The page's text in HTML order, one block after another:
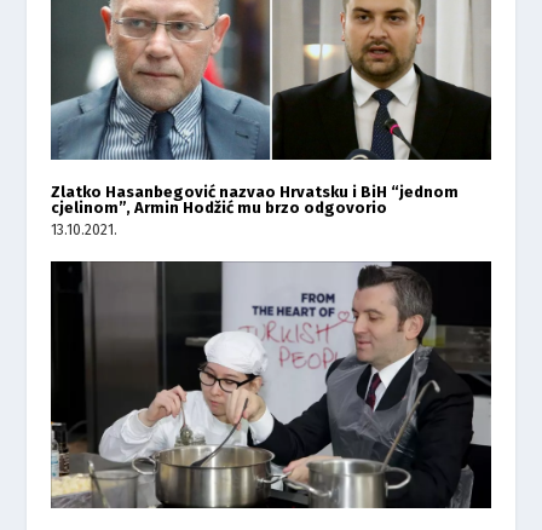
Zlatko Hasanbegović nazvao Hrvatsku i BiH “jednom
cjelinom”, Armin Hodžić mu brzo odgovorio
13.10.2021.